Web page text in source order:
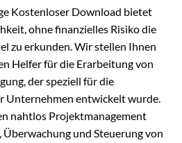
Kostenloser Download bietet
ohne finanzielles Risiko die
zu erkunden. Wir stellen Ihnen
Helfer für die Erarbeitung von
der speziell für die
Unternehmen entwickelt wurde.
nahtlos Projektmanagement
Überwachung und Steuerung von